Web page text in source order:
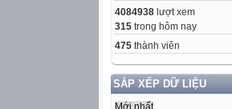
4084938 lượt xem
315 trong hôm nay
475 thành viên
SẮP XẾP DỮ LIỆU
Mới nhất